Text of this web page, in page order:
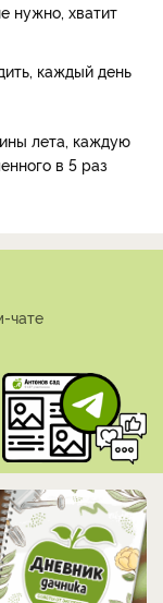
нужно, хватит
каждый день
лета, каждую
в 5 раз
чате